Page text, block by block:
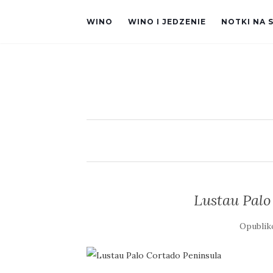
WINO WINO I JEDZENIE NOTKI NA
Lustau